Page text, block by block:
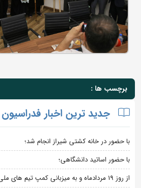
برچسب ها :
جدید ترین اخبار فدراسیون
با حضور در خانه کشتی شیراز انجام شد؛
با حضور اساتید دانشگاهی؛
از روز 19 مردادماه و به میزبانی کمپ تیم های ملی؛